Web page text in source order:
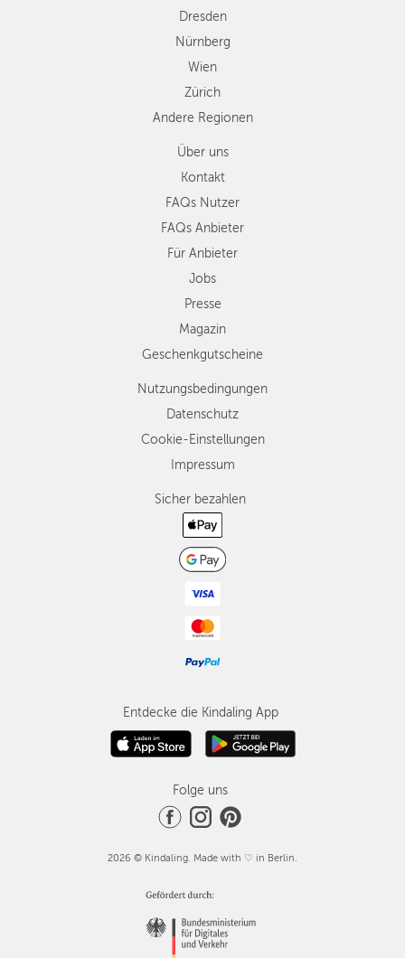
Dresden
Nürnberg
Wien
Zürich
Andere Regionen
Über uns
Kontakt
FAQs Nutzer
FAQs Anbieter
Für Anbieter
Jobs
Presse
Magazin
Geschenkgutscheine
Nutzungsbedingungen
Datenschutz
Cookie-Einstellungen
Impressum
Sicher bezahlen
Entdecke die Kindaling App
Folge uns
2026 © Kindaling. Made with ♡ in Berlin.